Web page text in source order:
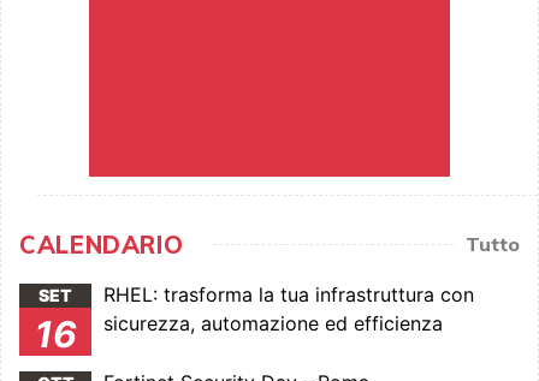
CALENDARIO Tutto
SET
16
RHEL: trasforma la tua infrastruttura con
sicurezza, automazione ed efficienza